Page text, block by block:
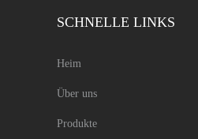
SCHNELLE LINKS
Heim
Über uns
Produkte